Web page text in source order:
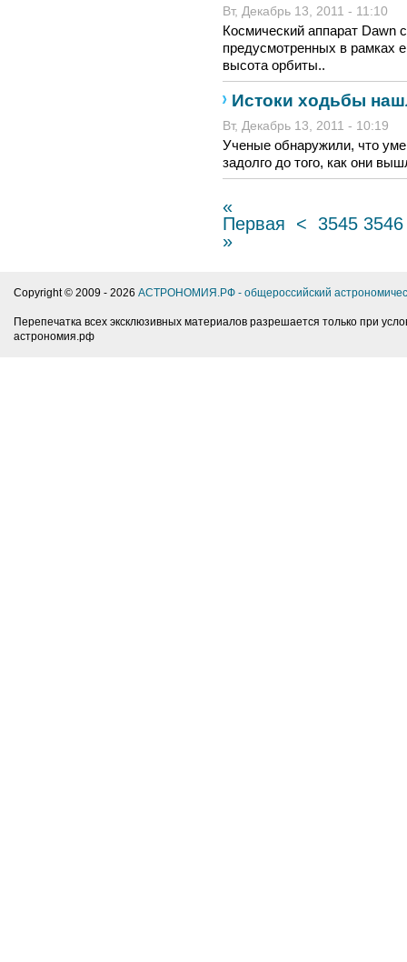
Вт, Декабрь 13, 2011 - 11:10
Космический аппарат Dawn
предусмотренных в рамках
высота орбиты..
Истоки ходьбы
Вт, Декабрь 13, 2011 - 10:19
Ученые обнаружили, что
задолго до того, как они
«
Первая
< 3545 3546
»
Copyright © 2009 - 2026 АСТРОНОМИЯ.РФ - общероссийский
Перепечатка всех эксклюзивных материалов разрешается только при
астрономия.рф